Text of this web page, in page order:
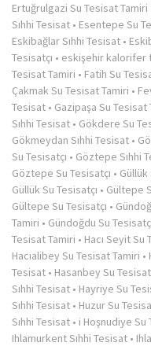
Ertuğrulgazi Su Tesisat Tamiri
Sıhhi Tesisat • Esentepe Su
Eskibağlar Sıhhi Tesisat •
Tesisatçı • eskişehir kalorifer
Tesisat Tamiri • Fatih Su
Çakmak Su Tesisat Tamiri •
Tesisat • Gazipaşa Su Tesisat
Sıhhi Tesisat • Gökdere Su
Gökmeydan Sıhhi Tesisat •
Su Tesisatçı • Göztepe Sıhhi
Göztepe Su Tesisatçı • Güllük
Güllük Su Tesisatçı • Gültepe
Gültepe Su Tesisatçı •
Tamiri • Gündoğdu Su
Tesisat Tamiri • Hacı Seyit Su
Hacıalibey Su Tesisat Tamiri •
Tesisat • Hasanbey Su
Sıhhi Tesisat • Hayriye Su
Sıhhi Tesisat • Huzur Su
Sıhhi Tesisat • i Hoşnudiye Su
Ihlamurkent Sıhhi Tesisat •